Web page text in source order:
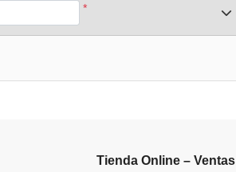
*
Tienda Online – Ventas